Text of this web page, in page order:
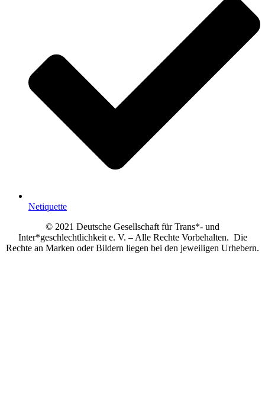
Netiquette
© 2021 Deutsche Gesellschaft für Trans*- und
Inter*geschlechtlichkeit e. V. – Alle Rechte Vorbehalten. Die
Rechte an Marken oder Bildern liegen bei den jeweiligen Urhebern.